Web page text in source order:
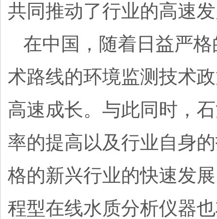
共同推动了行业的高速
在中国，随着日益严
术路线的环境监测技术
高速成长。与此同时，
率的提高以及行业自身
格的新兴行业的快速发
程型在线水质分析仪器